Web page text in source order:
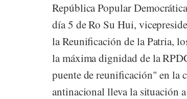
República Popular
día 5 de Ro Su Hui,
la Reunificación de la Patria,
la máxima dignidad de la
puente de reunificación" en la
antinacional lleva la situación